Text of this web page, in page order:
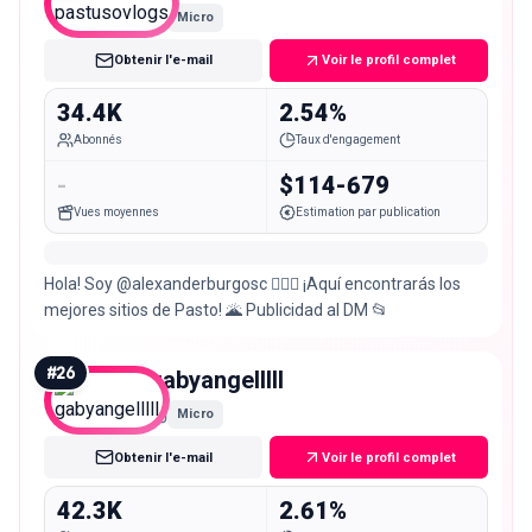
Micro
Obtenir l'e-mail Voir le profil complet
34.4K
Abonnés
2.54%
Taux d'engagement
-
Vues moyennes
$114-679
Estimation par publication
Hola! Soy @alexanderburgosc 🙋🏻‍♂️ ¡Aquí encontrarás los
mejores sitios de Pasto! 🌋 Publicidad al DM 📂
#26 gabyangelllll
Micro
Obtenir l'e-mail Voir le profil complet
42.3K 2.61%